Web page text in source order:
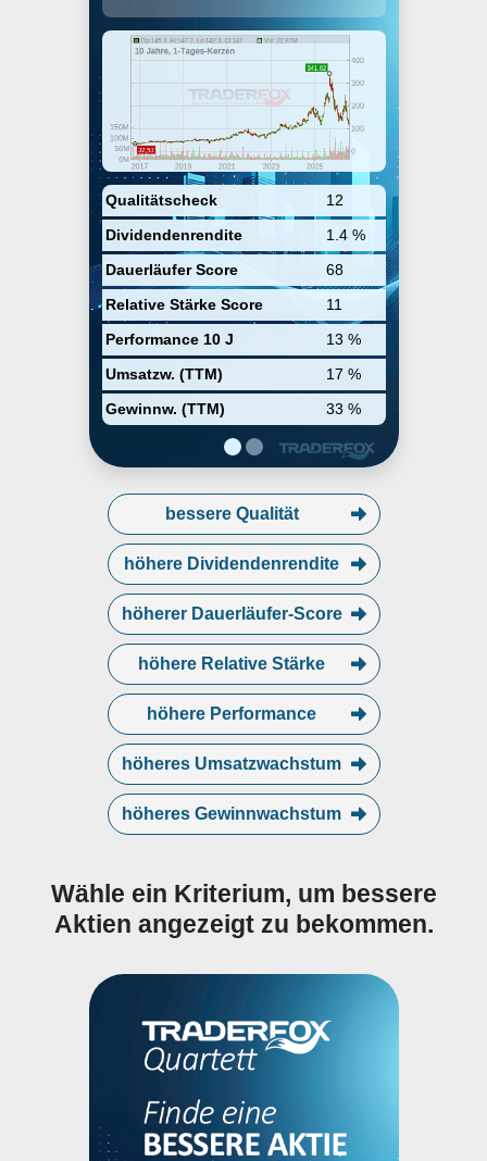
Qualitätscheck
12
Dividendenrendite
1.4 %
Dauerläufer Score
68
Relative Stärke Score
11
Performance 10 J
13 %
Umsatzw. (TTM)
17 %
Gewinnw. (TTM)
33 %
Middleware, Anwendungen und
Hardware. Das Unternehmen
befindet sich in einer Mix-
Verschiebung hin zu Cloud-
basierten Abonnements, die
weiterhin hohe Investitionen in
den Übergang des
Geschäftsmodells erfordern
sollten. Oracle bietet Software-as-
a-Service-, Platform-as-a-Service-
und Infrastructure-as-a-Service-
Angebote an. Zu den Legacy-
Angeboten gehören Oracle
Database-Software und Oracle
Fusion Middleware.
bessere Qualität
höhere Dividendenrendite
höherer Dauerläufer-Score
höhere Relative Stärke
höhere Performance
höheres Umsatzwachstum
höheres Gewinnwachstum
Wähle ein Kriterium, um bessere
Aktien angezeigt zu bekommen.